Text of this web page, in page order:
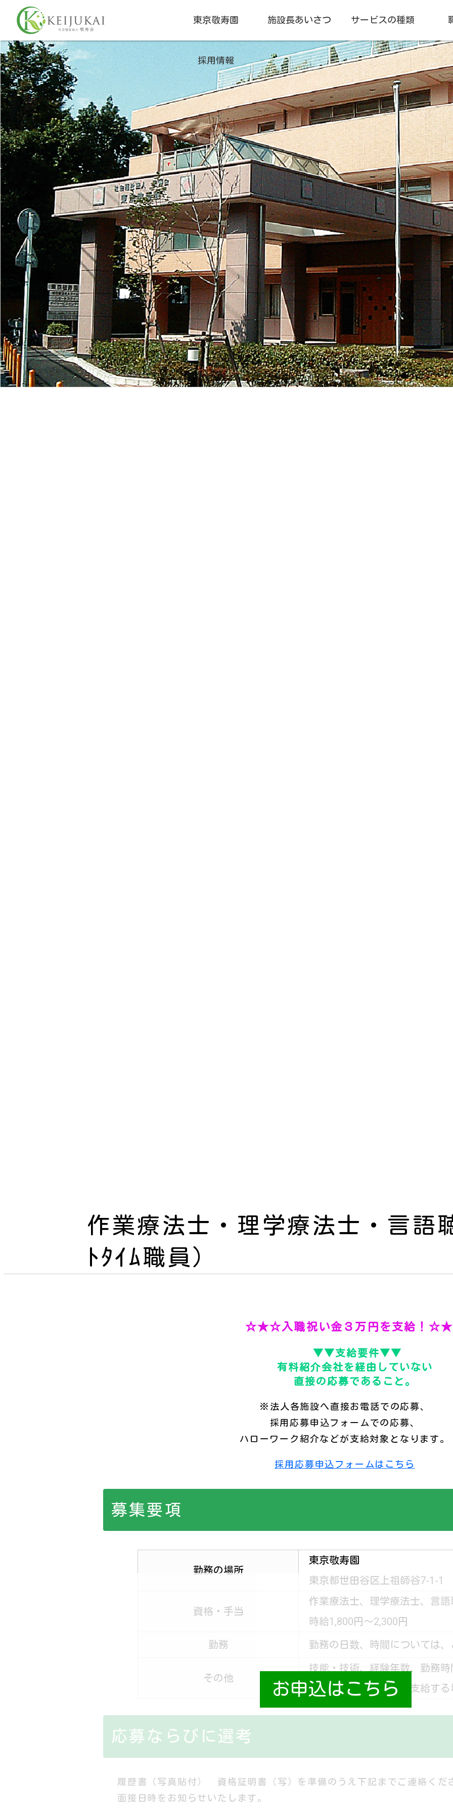
東京敬寿園 施設長あいさつ サービスの種類
採用情報
作業療法士・理学療法士・言語
ﾄﾀｲﾑ職員）
☆★☆入職祝い金３万円を支給！
▼▼支給要件▼▼
有料紹介会社を経由していない
直接の応募であること。
※法人各施設へ直接お電話での応募、
採用応募申込フォームでの応募、
ハローワーク紹介などが支給対象となります。
採用応募申込フォームはこちら
募集要項
勤務の場所
東京敬寿園
東京都世田谷区上祖師谷7-1-1
資格・手当
作業療法士、理学療法士、言
時給1,800円～2,300円
勤務
勤務の日数、時間については
その他
技能・技術、経験年数、勤務時
上記時給の範囲外にて支給する
応募ならびに選考
履歴書（写真貼付） 資格証明書（写）を準備のうえ下記までご連絡くだ
面接日時をお知らせいたします。
お申込はこちら